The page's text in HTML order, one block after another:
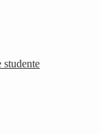
studente